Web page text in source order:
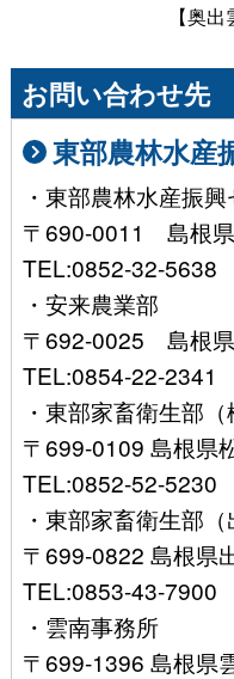
【奥出
お問い合わせ先
東部農林水産
・東部農林水産振
〒690-0011 島根
TEL:0852-32-5638
・安来農業部
〒692-0025 島根
TEL:0854-22-2341
・東部家畜衛生部（
〒699-0109 島根県
TEL:0852-52-5230
・東部家畜衛生部（
〒699-0822 島根県
TEL:0853-43-7900
・雲南事務所
〒699-1396 島根県